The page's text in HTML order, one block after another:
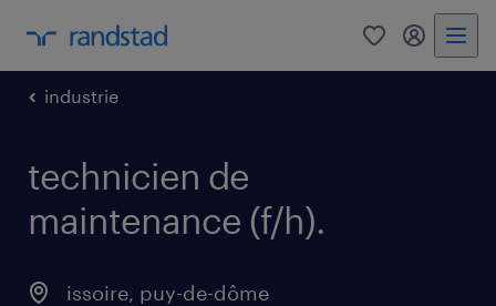
0 mon
industrie
technicien de
maintenance (f/h).
issoire, puy-de-dôme